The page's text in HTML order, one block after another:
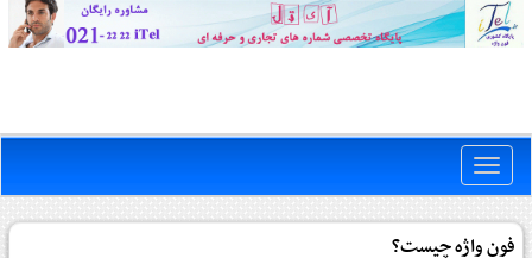
Toggle
فون واژه چیست؟